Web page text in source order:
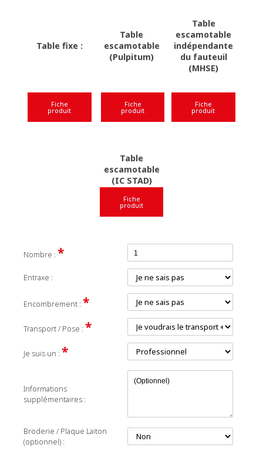
Table fixe :
Table
escamotable
(Pulpitum)
Table
escamotable
indépendante
du fauteuil
(MHSE)
Fiche
produit
Fiche
produit
Fiche
produit
Table
escamotable
(IC STAD)
Fiche
produit
Nombre : *
Entraxe :
Encombrement : *
Transport / Pose : *
Je suis un : *
Informations
supplémentaires :
Broderie / Plaque Laiton
(optionnel) :